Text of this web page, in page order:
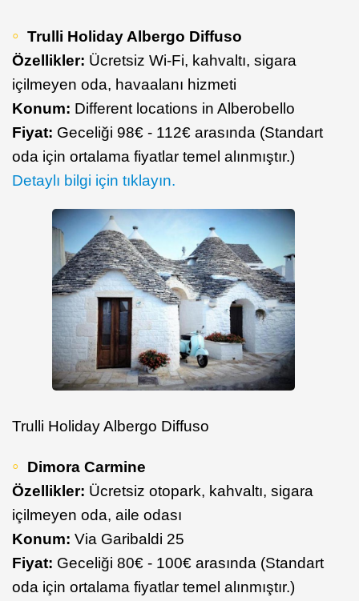
Trulli Holiday Albergo Diffuso
Özellikler: Ücretsiz Wi-Fi, kahvaltı, sigara
içilmeyen oda, havaalanı hizmeti
Konum: Different locations in Alberobello
Fiyat: Geceliği 98€ - 112€ arasında (Standart
oda için ortalama fiyatlar temel alınmıştır.)
Detaylı bilgi için tıklayın.
Trulli Holiday Albergo Diffuso
Dimora Carmine
Özellikler: Ücretsiz otopark, kahvaltı, sigara
içilmeyen oda, aile odası
Konum: Via Garibaldi 25
Fiyat: Geceliği 80€ - 100€ arasında (Standart
oda için ortalama fiyatlar temel alınmıştır.)